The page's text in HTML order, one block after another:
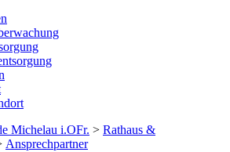
Michelau i.OFr. > Rathaus &
Ansprechpartner